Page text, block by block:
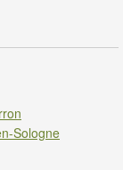
Sologne